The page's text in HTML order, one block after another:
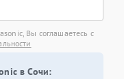
Вы соглашаетесь с
в Сочи: